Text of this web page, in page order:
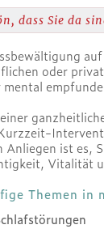
dass Sie da
dass Sie da
oder
mental
Anliegen ist es,
Vitalität
Themen in